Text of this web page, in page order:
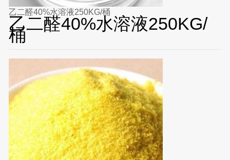
乙二醛40%水溶液250KG/桶
乙二醛40%水溶液250KG/
桶